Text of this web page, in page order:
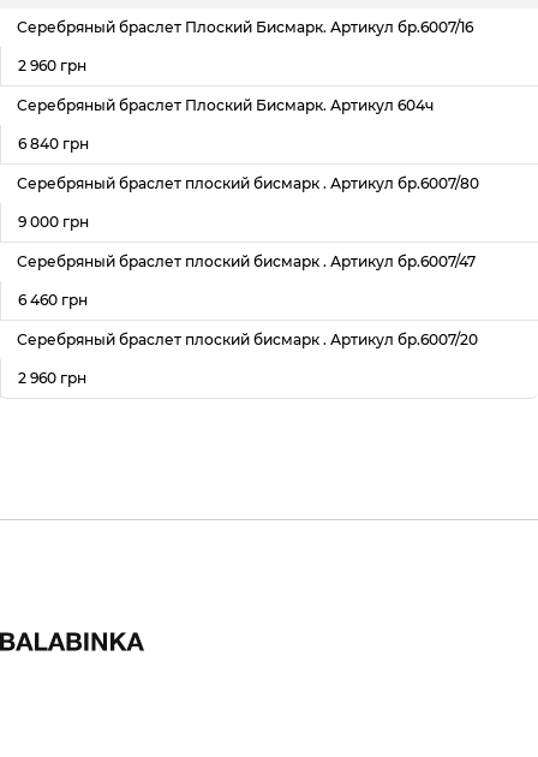
Серебряный браслет Плоский Бисмарк. Артикул бр.6007/16
2 960 грн
Серебряный браслет Плоский Бисмарк. Артикул 604ч
6 840 грн
Серебряный браслет плоский бисмарк . Артикул бр.6007/80
9 000 грн
Серебряный браслет плоский бисмарк . Артикул бр.6007/47
6 460 грн
Серебряный браслет плоский бисмарк . Артикул бр.6007/20
2 960 грн